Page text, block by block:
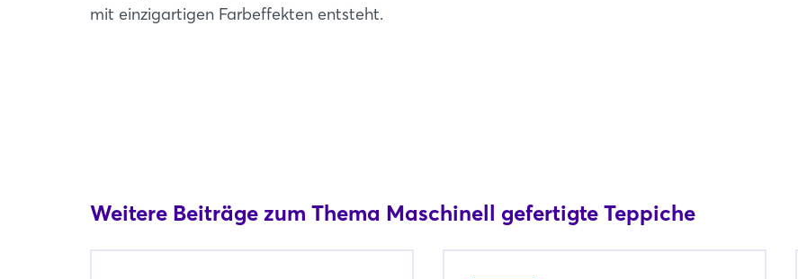
mit einzigartigen Farbeffekten entsteht.
Weitere Beiträge zum Thema Maschinell gefertigte Teppiche